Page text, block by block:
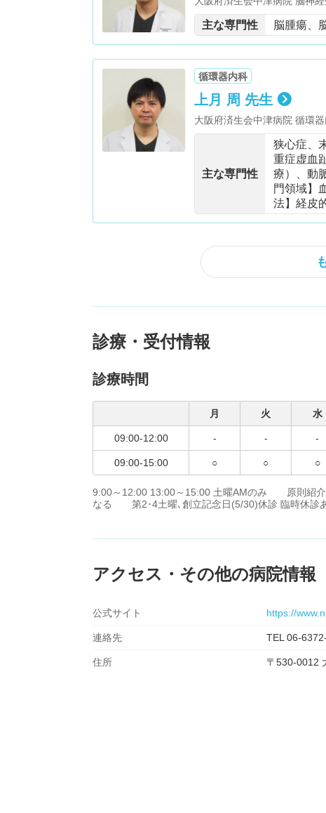
主な専門性 脳腫瘍、
循環器内科
上月 周 先生
大阪府済生会中津病院 循環器内科 副部長／脳・心・血管治療センター長・
定医 ・神戸大学医学博士号
主な専門性
狭心症、
重症虚血
療）、動
門領域】
法】経皮
診療・受付情報
診療時間
月 火 水
09:00-12:00 - - -
09:00-15:00 ○ ○ ○
9:00～12:00 13:00～15:00 土曜AMのみ 原則
なる 第2･4土曜､創立記念日(5/30)休診 臨時休診
アクセス・その他の病院情報
公式サイト https://
連絡先 TEL 06-
住所 〒530-0012